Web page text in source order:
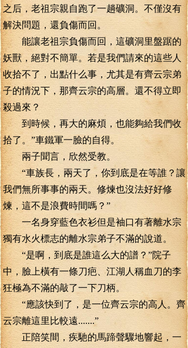
之后，老祖宗親自跑了一趟礦洞。不僅沒有
解決問題，還負傷而回。
能讓老祖宗負傷而回，這礦洞里盤踞的
妖獸，絕對不簡單。若是我們請來的這些人
收拾不了，出點什么事，尤其是有齊云宗弟
子的情況下，那齊云宗的高層。還不得立即
殺過來？
到時候，再大的麻煩，也能夠給我們收
拾了。”車鐵軍一臉的自得。
兩子聞言，欣然受教。
“車族長，兩天了，你到底是在等誰？讓
我們無所事事的兩天。修煉也沒法好好修
煉，這不是浪費時間嗎？”
一名身穿藍色衣衫但是袖口有著離水宗
獨有水火標志的離水宗弟子不滿的說道。
“是啊，到底是誰這么大的譜？”院子
中，臉上橫有一條刀疤、江湖人稱血刀的李
狂極為不滿的敲了一下刀柄。
“應該快到了，是一位齊云宗的高人。齊
云宗離這里比較遠.......”
正陪笑間，疾馳的馬蹄聲驟地響起，一